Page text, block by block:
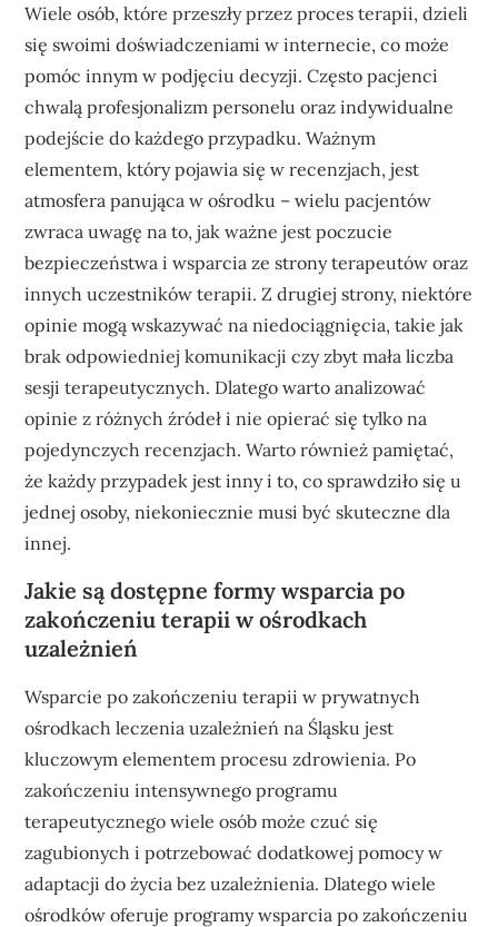
Wiele osób, które przeszły przez proces terapii, dzieli
się swoimi doświadczeniami w internecie, co może
pomóc innym w podjęciu decyzji. Często pacjenci
chwalą profesjonalizm personelu oraz indywidualne
podejście do każdego przypadku. Ważnym
elementem, który pojawia się w recenzjach, jest
atmosfera panująca w ośrodku – wielu pacjentów
zwraca uwagę na to, jak ważne jest poczucie
bezpieczeństwa i wsparcia ze strony terapeutów oraz
innych uczestników terapii. Z drugiej strony, niektóre
opinie mogą wskazywać na niedociągnięcia, takie jak
brak odpowiedniej komunikacji czy zbyt mała liczba
sesji terapeutycznych. Dlatego warto analizować
opinie z różnych źródeł i nie opierać się tylko na
pojedynczych recenzjach. Warto również pamiętać,
że każdy przypadek jest inny i to, co sprawdziło się u
jednej osoby, niekoniecznie musi być skuteczne dla
innej.
Jakie są dostępne formy wsparcia po
zakończeniu terapii w ośrodkach
uzależnień
Wsparcie po zakończeniu terapii w prywatnych
ośrodkach leczenia uzależnień na Śląsku jest
kluczowym elementem procesu zdrowienia. Po
zakończeniu intensywnego programu
terapeutycznego wiele osób może czuć się
zagubionych i potrzebować dodatkowej pomocy w
adaptacji do życia bez uzależnienia. Dlatego wiele
ośrodków oferuje programy wsparcia po zakończeniu